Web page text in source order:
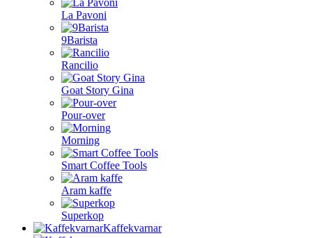
La Pavoni
9Barista
Rancilio
Goat Story Gina
Pour-over
Morning
Smart Coffee Tools
Aram kaffe
Superkop
Kaffekvarnar